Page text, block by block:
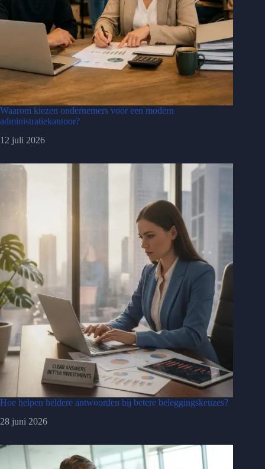
Waarom kiezen ondernemers voor een modern
administratiekantoor?
12 juli 2026
Hoe helpen heldere antwoorden bij betere beleggingskeuzes?
28 juni 2026